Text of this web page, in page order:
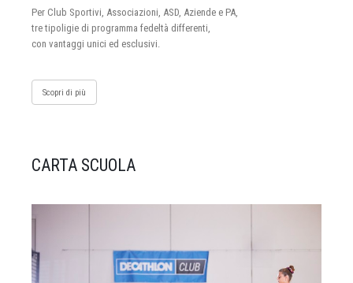
Per Club Sportivi, Associazioni, ASD, Aziende e PA,
tre tipoligie di programma fedeltà differenti,
con vantaggi unici ed esclusivi.
Scopri di più
CARTA SCUOLA